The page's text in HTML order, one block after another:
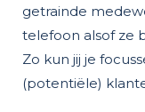
getrainde
telefoon alsof ze
Zo kun jij je
(potentiële)